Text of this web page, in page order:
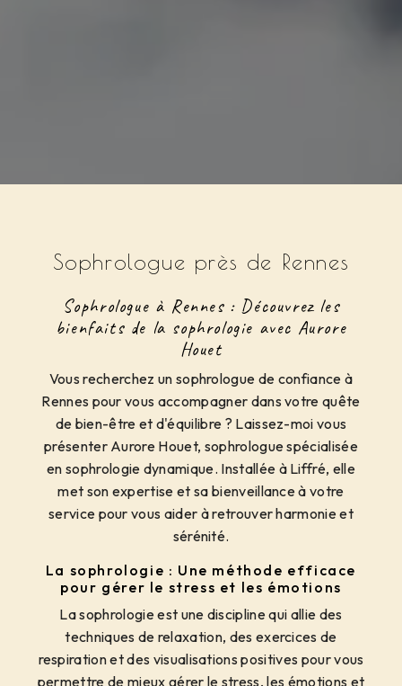
Sophrologue près de Rennes
Sophrologue à Rennes : Découvrez les
bienfaits de la sophrologie avec Aurore
Houet
Vous recherchez un sophrologue de confiance à
Rennes pour vous accompagner dans votre quête
de bien-être et d'équilibre ? Laissez-moi vous
présenter Aurore Houet, sophrologue spécialisée
en sophrologie dynamique. Installée à Liffré, elle
met son expertise et sa bienveillance à votre
service pour vous aider à retrouver harmonie et
sérénité.
La sophrologie : Une méthode efficace
pour gérer le stress et les émotions
La sophrologie est une discipline qui allie des
techniques de relaxation, des exercices de
respiration et des visualisations positives pour vous
permettre de mieux gérer le stress, les émotions et